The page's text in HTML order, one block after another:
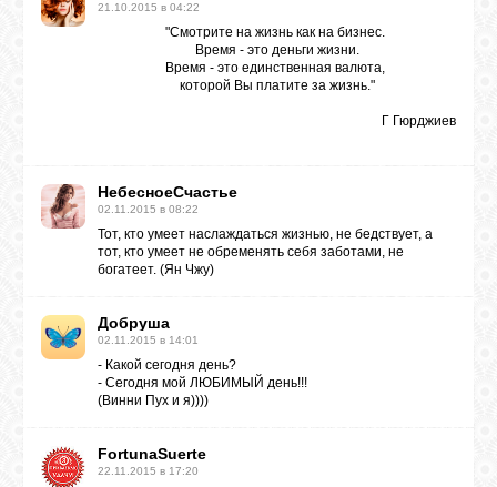
КАРТА
ЧАТ
УСПЕХ
ВХОД
21.10.2015 в 04:22
"Смотрите на жизнь как на бизнес.
Время - это деньги жизни.
Время - это единственная валюта,
которой Вы платите за жизнь."
Г Гюрджиев
НебесноеСчастье
02.11.2015 в 08:22
Тот, кто умеет наслаждаться жизнью, не бедствует, а
тот, кто умеет не обременять себя заботами, не
богатеет. (Ян Чжу)
Добруша
02.11.2015 в 14:01
- Какой сегодня день?
- Сегодня мой ЛЮБИМЫЙ день!!!
(Винни Пух и я))))
FortunaSuerte
22.11.2015 в 17:20